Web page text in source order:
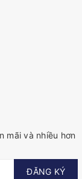
mãi và nhiều hơn
ĐĂNG KÝ